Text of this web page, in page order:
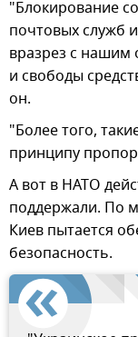
"Блокирование
почтовых служб
вразрез с
и свободы
он.
"Более того,
принципу
А вот в НАТО
поддержали. По
Киев пытается
безопасность.